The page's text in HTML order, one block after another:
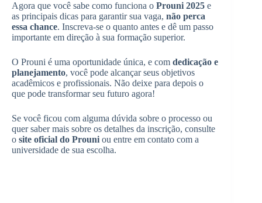
Agora que você sabe como funciona o Prouni 2025 e
as principais dicas para garantir sua vaga, não perca
essa chance. Inscreva-se o quanto antes e dê um passo
importante em direção à sua formação superior.
O Prouni é uma oportunidade única, e com dedicação e
planejamento, você pode alcançar seus objetivos
acadêmicos e profissionais. Não deixe para depois o
que pode transformar seu futuro agora!
Se você ficou com alguma dúvida sobre o processo ou
quer saber mais sobre os detalhes da inscrição, consulte
o site oficial do Prouni ou entre em contato com a
universidade de sua escolha.